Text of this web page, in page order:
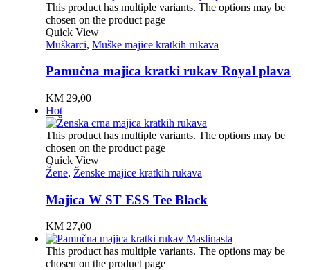
This product has multiple variants. The options may be
chosen on the product page
Quick View
Muškarci, Muške majice kratkih rukava
Pamučna majica kratki rukav Royal plava
KM29,00
Hot
This product has multiple variants. The options may be
chosen on the product page
Quick View
Žene, Ženske majice kratkih rukava
Majica W ST ESS Tee Black
KM27,00
This product has multiple variants. The options may be
chosen on the product page